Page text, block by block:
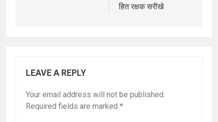
हित रक्षक सरीखे
LEAVE A REPLY
Your email address will not be published.
Required fields are marked *